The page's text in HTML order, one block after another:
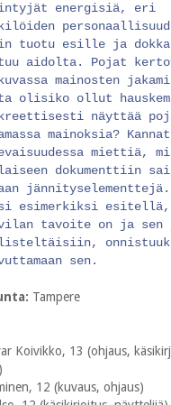
energisiä, eri
tuotu esille ja
aidolta. Pojat
mainosten
olisiko ollut
näyttää
mainoksia?
miettiä,
dokumenttiin
esimerkiksi esitellä,
tavoite on ja sen
sen.
Tampere
Koivikko, 13 (ohjaus,
12 (kuvaus, ohjaus)